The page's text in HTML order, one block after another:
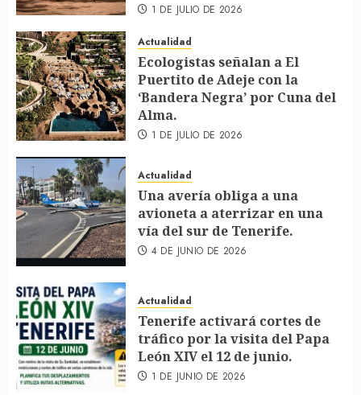
1 DE JULIO DE 2026
Actualidad
Ecologistas señalan a El
Puertito de Adeje con la
‘Bandera Negra’ por Cuna del
Alma.
1 DE JULIO DE 2026
Actualidad
Una avería obliga a una
avioneta a aterrizar en una
vía del sur de Tenerife.
4 DE JUNIO DE 2026
Actualidad
Tenerife activará cortes de
tráfico por la visita del Papa
León XIV el 12 de junio.
1 DE JUNIO DE 2026